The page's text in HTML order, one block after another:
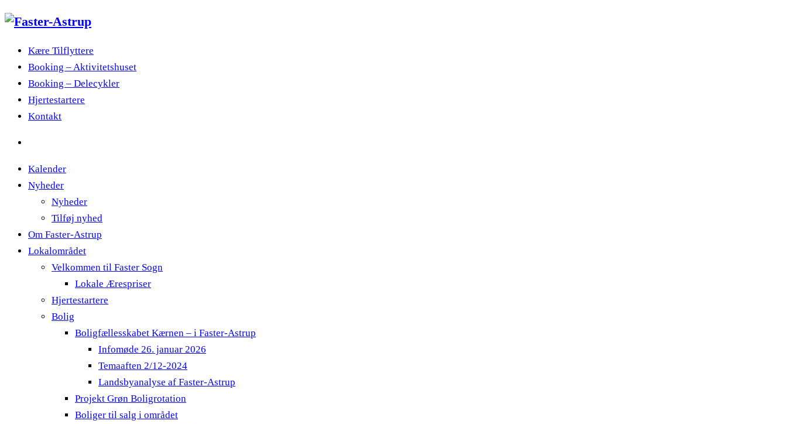
Kære Tilflyttere
Booking – Aktivitetshuset
Booking – Delecykler
Hjertestartere
Kontakt
Kalender
Nyheder
Nyheder
Tilføj nyhed
Om Faster-Astrup
Lokalområdet
Velkommen til Faster Sogn
Lokale Ærespriser
Hjertestartere
Bolig
Boligfællesskabet Kærnen – i Faster-Astrup
Infomøde 26. januar 2026
Temaaften 2/12-2024
Landsbyanalyse af Faster-Astrup
Projekt Grøn Boligrotation
Boliger til salg i området